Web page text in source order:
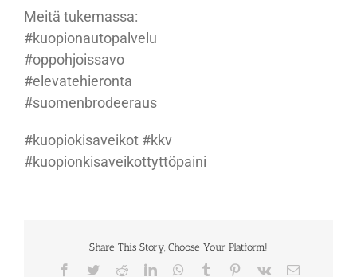
Meitä tukemassa:
#kuopionautopalvelu
#oppohjoissavo
#elevatehieronta
#suomenbrodeeraus
#kuopiokisaveikot #kkv
#kuopionkisaveikottyttöpaini
Share This Story, Choose Your Platform!
Facebook
TwitterRedditLinkedInWhatsApp
Tumblr Pinterest
Vk Sähköposti